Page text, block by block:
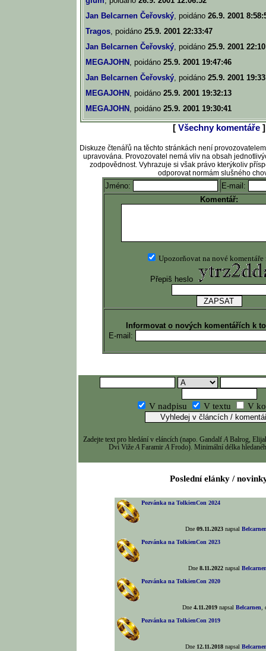
Jan Belcarnen Čeřovský, poidáno 26.9. 2001
Tragos, poidáno 25.9. 2001 22:33:47
Jan Belcarnen Čeřovský, poidáno 25.9. 2001
MEGAJOHN , poidáno 25.9. 2001 19:47:46
Jan Belcarnen Čeřovský, poidáno 25.9. 2001
MEGAJOHN , poidáno 25.9. 2001 19:32:13
MEGAJOHN , poidáno 25.9. 2001 19:30:41
[ Všechny komentáře ]
Diskuze čtenářů na těchto stránkách není
upravována. Provozovatel nemá vliv na obsah
zodpovědnost. Vyhrazuje si však právo kterýkoliv
odporovat normám slušného
Jméno:
E-mail:
Komentář:
Upozorňovat na nové komentáře
Přepiš heslo
Informovat o nových komentářích k
E-mail:
V nadpisu V textu V
Zadejte text pro hledání v eláncích (napo. GandalfA Balrog,
Dvi VižeA FaramirA Frodo). Minimální délka
Poslední elánky /
Pozvánka na TolkienCon 2024
Dne09.11.2023 napsal
Pozvánka na TolkienCon 2023
Dne8.11.2022 napsal
Pozvánka na TolkienCon 2020
Dne4.11.2019 napsalBelcarnen
Pozvánka na TolkienCon 2019
Dne 12.11.2018 napsal